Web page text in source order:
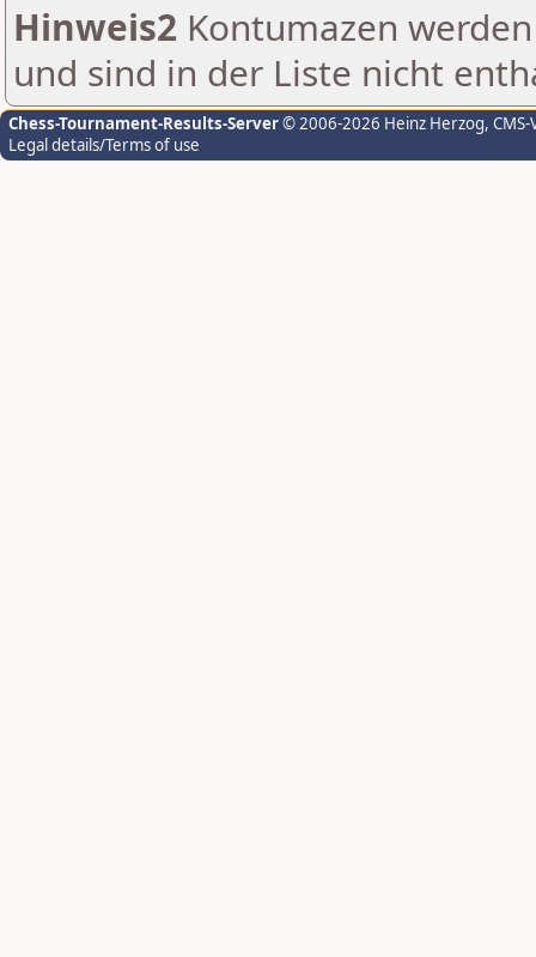
Hinweis2 Kontumazen
und sind in der Liste nicht
Chess-Tournament-Results-Server© 2006-2026 Heinz Herzog,
Legal details/Terms of use